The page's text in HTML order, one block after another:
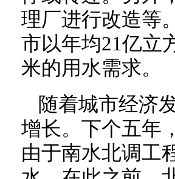
理厂进行改造等
市以年均21亿立
米的用水需求。
随着城市经济
增长。下个五年
由于南水北调工